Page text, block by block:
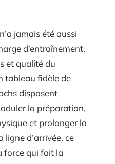
jamais été aussi
d’entraînement,
et qualité du
tableau fidèle de
disposent
la préparation,
et prolonger la
ligne d’arrivée, ce
force qui fait la